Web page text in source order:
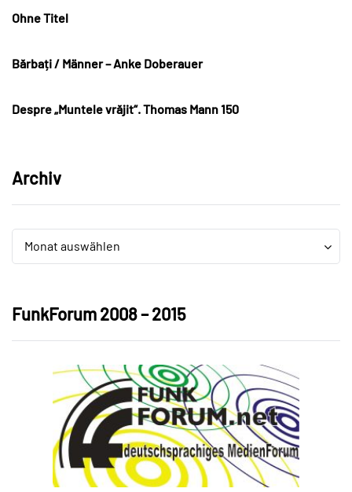
Ohne Titel
Bărbați / Männer – Anke Doberauer
Despre „Muntele vrăjit“. Thomas Mann 150
Archiv
Monat auswählen
Archiv
FunkForum 2008 – 2015